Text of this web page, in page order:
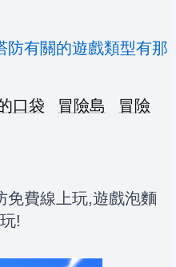
防有關的遊戲類型有那
口袋 冒險島
冒險
免費線上玩,遊戲泡麵
!